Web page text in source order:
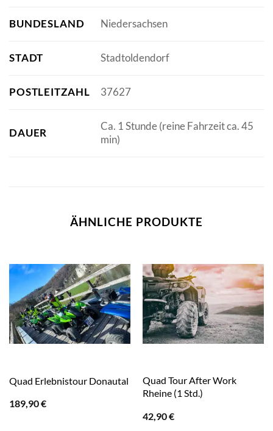
BUNDESLAND Niedersachsen
STADT Stadtoldendorf
POSTLEITZAHL 37627
DAUER
Ca. 1 Stunde (reine Fahrzeit ca. 45
min)
ÄHNLICHE PRODUKTE
Quad Erlebnistour Donautal
189,90€
Quad Tour After Work
Rheine (1 Std.)
42,90€